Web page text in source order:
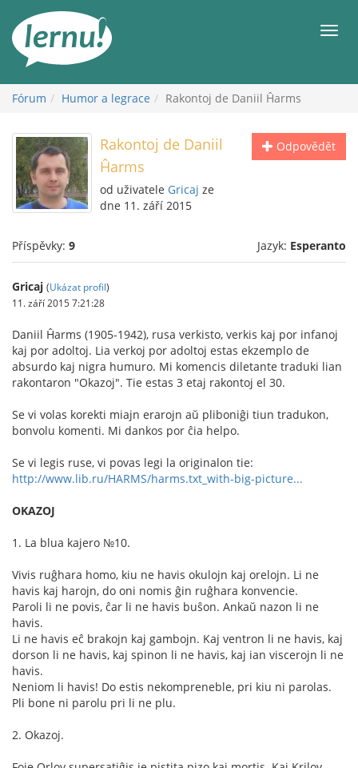
obsahu
Fórum Humor a legrace Rakontoj de Daniil Ĥarms
Odpovědět
Rakontoj de Daniil
Ĥarms
od uživatele Gricaj ze
dne 11. září 2015
Příspěvky: 9 Jazyk: Esperanto
Gricaj (Ukázat profil)
11. září 2015 7:21:28
Daniil Ĥarms (1905-1942), rusa verkisto, verkis kaj por infanoj
kaj por adoltoj. Lia verkoj por adoltoj estas ekzemplo de
absurdo kaj nigra humuro. Mi komencis diletante traduki lian
rakontaron "Okazoj". Tie estas 3 etaj rakontoj el 30.
Se vi volas korekti miajn erarojn aŭ pliboniĝi tiun tradukon,
bonvolu komenti. Mi dankos por ĉia helpo.
Se vi legis ruse, vi povas legi la originalon tie:
http://www.lib.ru/HARMS/harms.txt_with-big-picture...
OKAZOJ
1. La blua kajero №10.
Vivis ruĝhara homo, kiu ne havis okulojn kaj orelojn. Li ne
havis kaj harojn, do oni nomis ĝin ruĝhara konvencie.
Paroli li ne povis, ĉar li ne havis buŝon. Ankaŭ nazon li ne
havis.
Li ne havis eĉ brakojn kaj gambojn. Kaj ventron li ne havis, kaj
dorson li ne havis, kaj spinon li ne havis, kaj ian viscerojn li ne
havis.
Neniom li havis! Do estis nekompreneble, pri kiu ni parolas.
Pli bone ni parolu pri li ne plu.
2. Okazoj.